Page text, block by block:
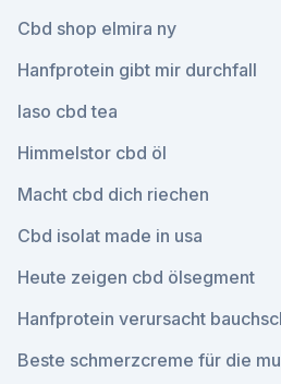
Cbd shop elmira ny
Hanfprotein gibt mir durchfall
Iaso cbd tea
Himmelstor cbd öl
Macht cbd dich riechen
Cbd isolat made in usa
Heute zeigen cbd ölsegment
Hanfprotein verursacht
Beste schmerzcreme für die